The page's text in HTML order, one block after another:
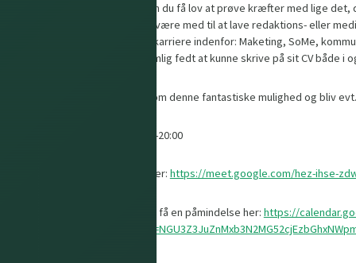
Hos Ungeredaktionen kan du få lov at prøve kræfter med lige
springbræt til, hvis du vil være med til at lave redaktions- eller
måske gerne vil have en karriere indenfor: Maketing, SoMe,
del af en redaktion er nemlig fedt at kunne skrive på sit CV både i
SÅ KOM MED!! Hør mere om denne fantastiske mulighed og bliv
Dato: 30/5-2024 | kl. 19:00-20:00
Deltag på Google-Meet her: https://meet.google.com/hez-ihse-
Tilføj til jeres kalender og få en påmindelse her: https://